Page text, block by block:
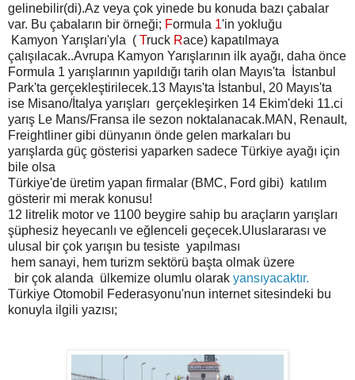
gelinebilir(di).Az veya çok yinede bu konuda bazı çabalar
var. Bu çabaların bir örneği; Formula 1'in yokluğu
Kamyon Yarışları'yla ( Truck Race) kapatılmaya
çalışılacak..Avrupa Kamyon Yarışlarının ilk ayağı, daha önce
Formula 1 yarışlarının yapıldığı tarih olan Mayıs'ta İstanbul
Park'ta gerçekleştirilecek.13 Mayıs'ta İstanbul, 20 Mayıs'ta
ise Misano/İtalya yarışları gerçekleşirken 14 Ekim'deki 11.ci
yarış Le Mans/Fransa ile sezon noktalanacak.MAN, Renault,
Freightliner gibi dünyanın önde gelen markaları bu
yarışlarda güç gösterisi yaparken sadece Türkiye ayağı için
bile olsa
Türkiye'de üretim yapan firmalar (BMC, Ford gibi) katılım
gösterir mi merak konusu!
12 litrelik motor ve 1100 beygire sahip bu araçların yarışları
şüphesiz heyecanlı ve eğlenceli geçecek.Uluslararası ve
ulusal bir çok yarışın bu tesiste yapılması
hem sanayi, hem turizm sektörü başta olmak üzere
bir çok alanda ülkemize olumlu olarak yansıyacaktır.
Türkiye Otomobil Federasyonu'nun internet sitesindeki bu
konuyla ilgili yazısı;